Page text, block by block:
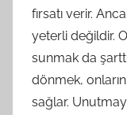
fırsatı verir.
yeterli değildir.
sunmak da
dönmek,
sağlar.